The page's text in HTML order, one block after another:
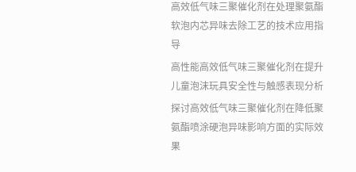
高效低气味三聚催化剂在处理聚氨酯
软泡内芯异味去除工艺的技术应用指
导
高性能高效低气味三聚催化剂在提升
儿童泡沫玩具安全性与触感表现分析
探讨高效低气味三聚催化剂在降低聚
氨酯喷涂硬泡异味影响方面的实际效
果